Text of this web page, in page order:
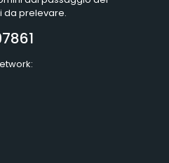
da prelevare.